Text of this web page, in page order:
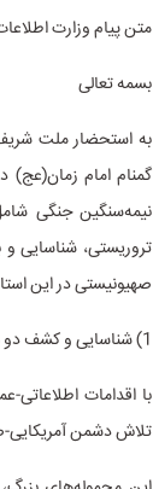
متن پیام وزارت
بسمه تعالی
به استحضار ملت شریف
تروریستی، شناسایی
صهیونیستی در این
1) شناسایی و کشف دو محموله‌ی بزرگ سلاح جنگی در استان‌های کردستان و کرمان؛
با اقدامات
تلاش دشمن آمریکایی-